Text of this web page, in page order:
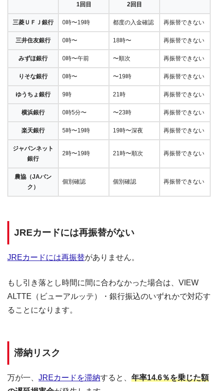
1回目
2回目
三菱ＵＦＪ銀行 0時〜19時 都度の入金確認 再振替できない
三井住友銀行 0時〜 18時〜 再振替できない
みずほ銀行 0時〜午前 〜順次 再振替できない
りそな銀行 0時〜 〜19時 再振替できない
ゆうちょ銀行 9時 21時 再振替できない
横浜銀行 0時5分〜 〜23時 再振替できない
楽天銀行 5時〜19時 19時〜深夜 再振替できない
ジャパンネット
銀行
2時〜19時 21時〜順次 再振替できない
農協（JAバン
ク）
個別確認 個別確認 再振替できない
JREカードには再振替がない
JREカードには再振替がありません。
もし引き落とし時間に間に合わなかった場合は、VIEW
ALTTE（ビューアルッテ）・銀行振込のいずれかで対応す
ることになります。
滞納リスク
万が一、 JREカードを滞納すると、 年率14.6％を乗じた額